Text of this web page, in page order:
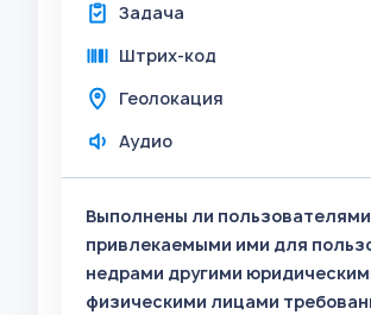
Задача
Штрих-код
Геолокация
Аудио
Выполнены ли
привлекаемыми ими для
недрами другими
физическими лицами